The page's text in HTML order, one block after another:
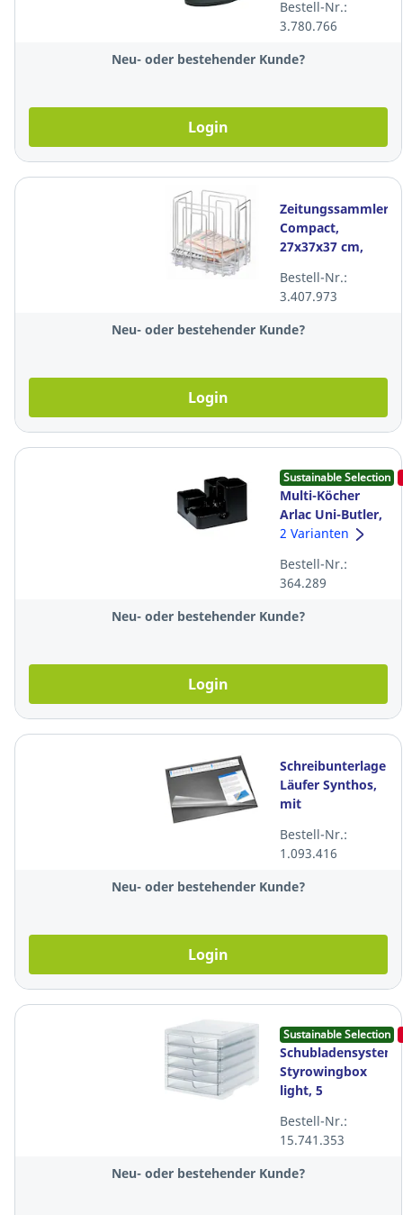
Bestell-Nr.:
3.780.766
Neu- oder bestehender Kunde?
Login
Zeitungssammler
Compact,
27x37x37 cm,
Bestell-Nr.:
3.407.973
Neu- oder bestehender Kunde?
Login
Sustainable Selection
Multi-Köcher
Arlac Uni-Butler,
schwarz
2 Varianten
Bestell-Nr.:
364.289
Neu- oder bestehender Kunde?
Login
Schreibunterlage
Läufer Synthos,
mit
65x52 cm,
schwarz
Bestell-Nr.:
1.093.416
Neu- oder bestehender Kunde?
Login
Sustainable Selection
Schubladensystem
Styrowingbox
light, 5
transparent-
transluzent
Bestell-Nr.:
15.741.353
Neu- oder bestehender Kunde?